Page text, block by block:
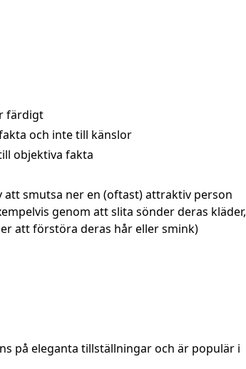
färdigt
och inte till känslor
objektiva fakta
att smutsa ner en (oftast) attraktiv person
genom att slita sönder deras kläder,
att förstöra deras hår eller smink)
på eleganta tillställningar och är populär i